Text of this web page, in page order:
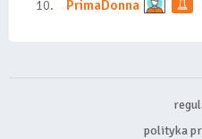
10. PrimaDonna
polityka